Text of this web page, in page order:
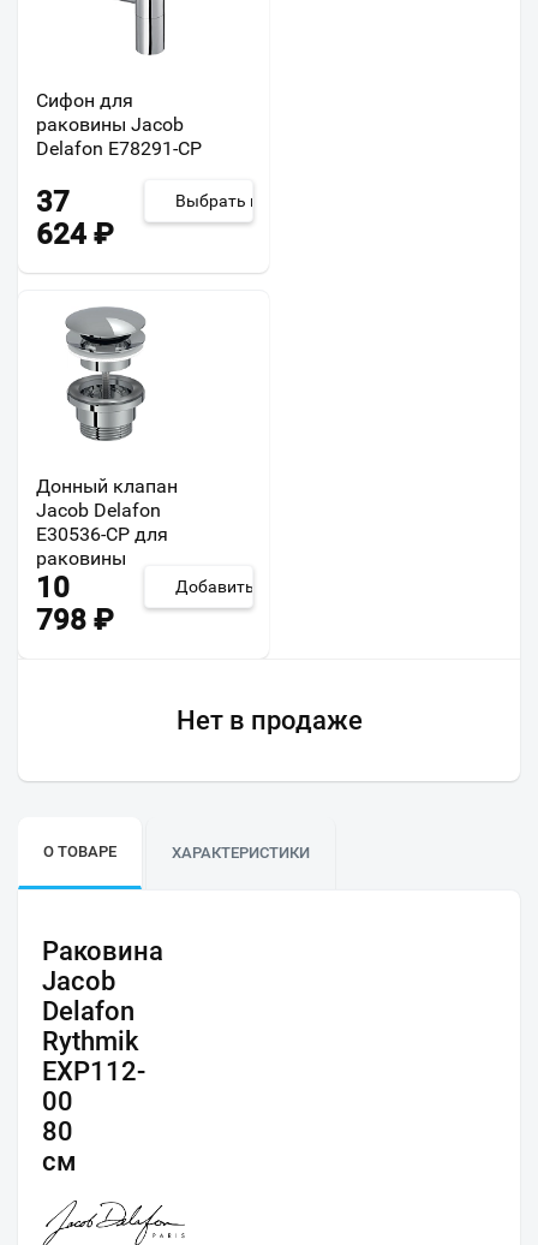
Сифон для
раковины Jacob
Delafon E78291-CP
37
624 ₽
Выбрать из 2
Донный клапан
Jacob Delafon
E30536-CP для
раковины
10
798 ₽
Добавить
Нет в продаже
О ТОВАРЕ ХАРАКТЕРИСТИКИ
Раковина
Jacob
Delafon
Rythmik
EXP112-
00
80
см